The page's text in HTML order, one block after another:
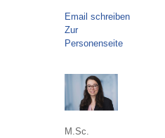
Email schreiben
Zur
Personenseite
M.Sc.